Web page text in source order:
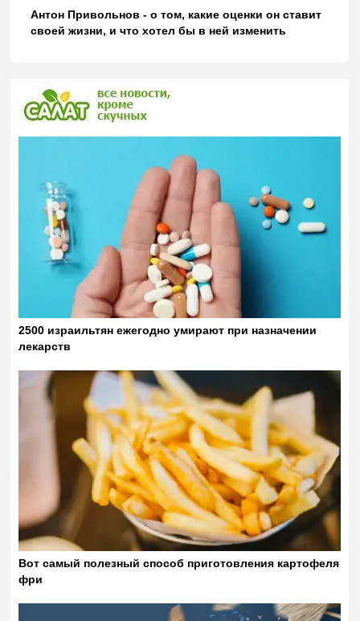
Антон Привольнов - о том, какие оценки он ставит
своей жизни, и что хотел бы в ней изменить